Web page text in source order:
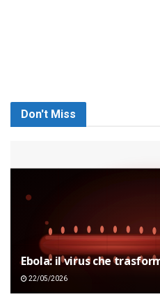
Don't Miss
Ebola: il virus che
22/05/2026